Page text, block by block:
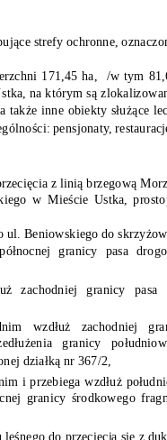
strefy ochronne,
171,45 ha,
/w tym
na którym są
także inne obiekty służące
pensjonaty,
z linią brzegową
w Mieście Ustka,
ul. Beniowskiego do
granicy pasa
zachodniej granicy
wzdłuż zachodniej
granicy
działką nr 367/2,
i przebiega wzdłuż
granicy środkowego
do przecięcia się z